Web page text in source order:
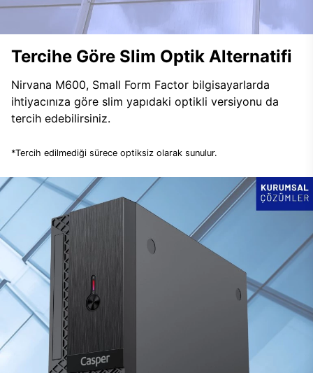
Tercihe Göre Slim Optik Alternatifi
Nirvana M600, Small Form Factor bilgisayarlarda
ihtiyacınıza göre slim yapıdaki optikli versiyonu da
tercih edebilirsiniz.
*Tercih edilmediği sürece optiksiz olarak sunulur.